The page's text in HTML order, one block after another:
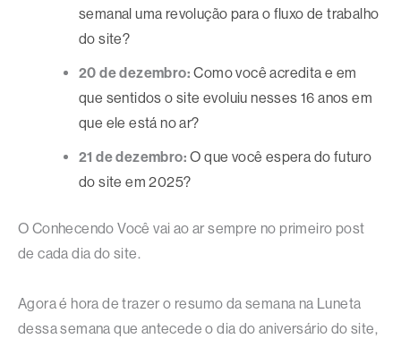
semanal uma revolução para o fluxo de trabalho
do site?
20 de dezembro: Como você acredita e em
que sentidos o site evoluiu nesses 16 anos em
que ele está no ar?
21 de dezembro: O que você espera do futuro
do site em 2025?
O Conhecendo Você vai ao ar sempre no primeiro post
de cada dia do site.
Agora é hora de trazer o resumo da semana na Luneta
dessa semana que antecede o dia do aniversário do site,